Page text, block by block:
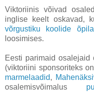
Viktoriinis võivad
inglise keelt oskavad,
võrgustiku koolide
loosimises.
Eesti parimaid osalejaid
(viktoriini sponsoriteks on
marmelaadid,
osalemisvõimalus